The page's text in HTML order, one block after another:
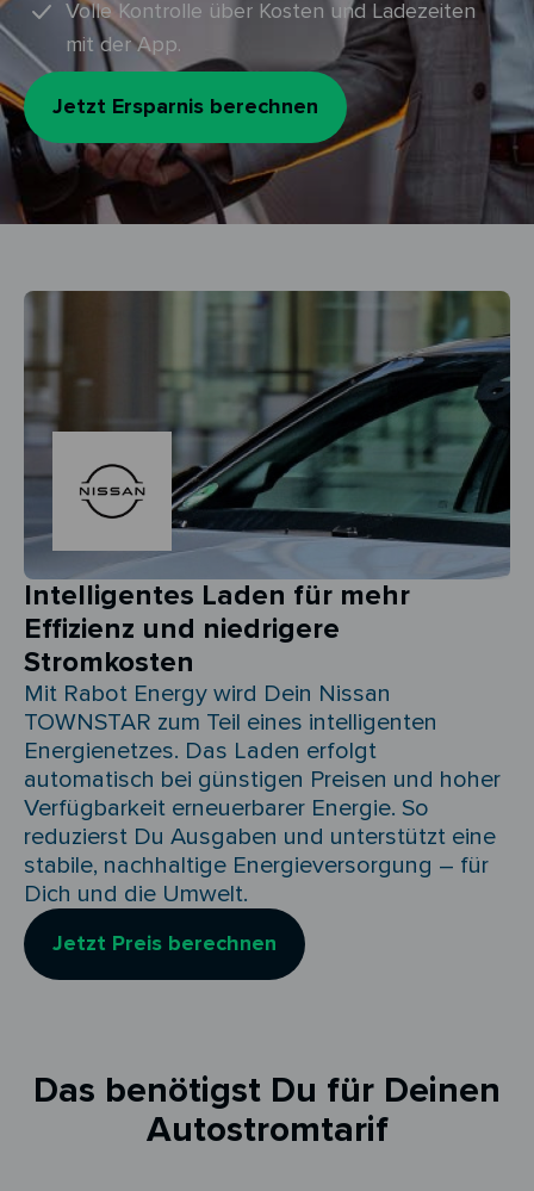
Volle Kontrolle über Kosten und Ladezeiten
mit der App.
Jetzt Ersparnis berechnen
Intelligentes Laden für mehr
Effizienz und niedrigere
Stromkosten
Mit Rabot Energy wird Dein Nissan
TOWNSTAR zum Teil eines intelligenten
Energienetzes. Das Laden erfolgt
automatisch bei günstigen Preisen und hoher
Verfügbarkeit erneuerbarer Energie. So
reduzierst Du Ausgaben und unterstützt eine
stabile, nachhaltige Energieversorgung – für
Dich und die Umwelt.
Jetzt Preis berechnen
Das benötigst Du für Deinen
Autostromtarif